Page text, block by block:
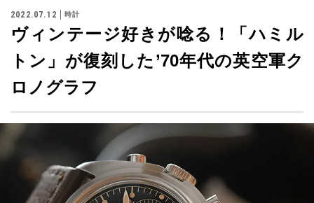
ヴィンテージ好きが唸る！「ハミル
トン」が復刻した’70年代の英空軍ク
ロノグラフ